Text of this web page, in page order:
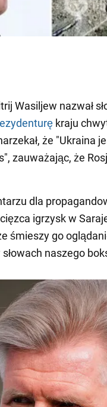
Wasiljew nazwał
kraju
że "Ukraina
zauważając, że
dla
igrzysk w
śmieszy go
naszego